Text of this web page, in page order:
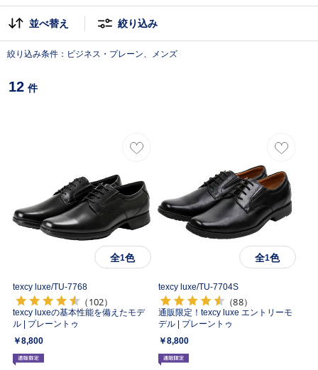
並べ替え 絞り込み
絞り込み条件：ビジネス・プレーン、メンズ
12
全1色
texcy luxe/TU-7768
（102）
texcy luxeの基本性能を備えたモデ
ル | プレーントゥ
￥8,800
全1色
texcy luxe/TU-7704S
（88）
通販限定！texcy luxe エントリーモ
デル | プレーントゥ
￥8,800